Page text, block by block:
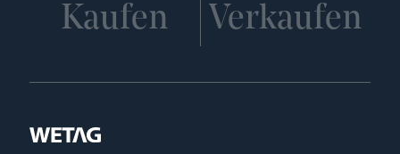
Kaufen Verkaufen